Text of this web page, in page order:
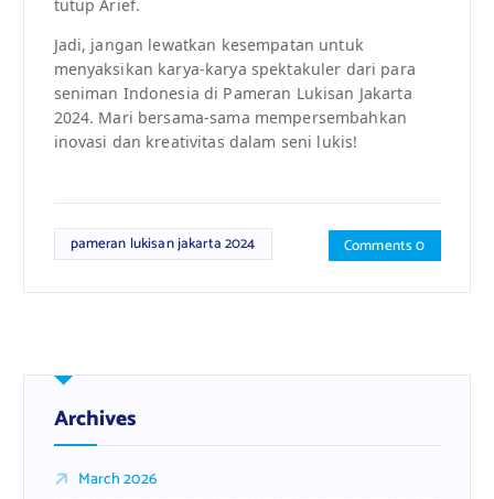
tutup Arief.
Jadi, jangan lewatkan kesempatan untuk
menyaksikan karya-karya spektakuler dari para
seniman Indonesia di Pameran Lukisan Jakarta
2024. Mari bersama-sama mempersembahkan
inovasi dan kreativitas dalam seni lukis!
pameran lukisan jakarta 2024 Comments 0
Archives
March 2026